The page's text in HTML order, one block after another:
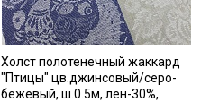
Холст полотенечный жаккард
"Птицы" цв.джинсовый/серо-
бежевый, ш.0.5м, лен-30%,